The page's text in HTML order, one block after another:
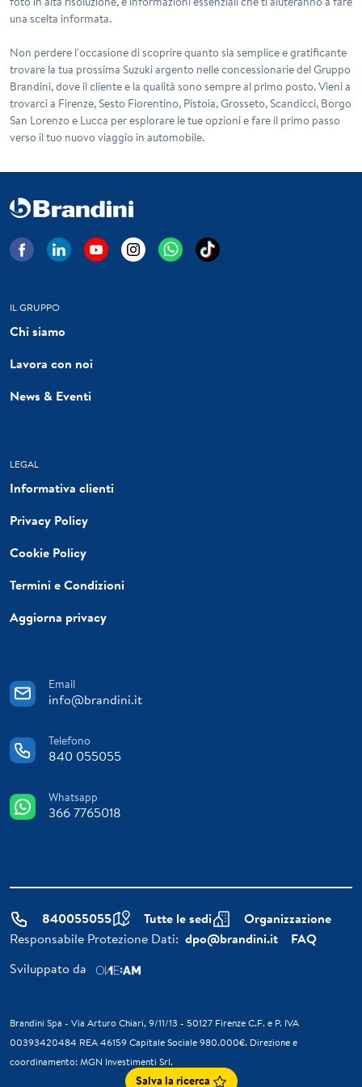
una scelta informata.
Non perdere l'occasione di scoprire quanto sia semplice e gratificante
trovare la tua prossima Suzuki argento nelle concessionarie del Gruppo
Brandini, dove il cliente e la qualità sono sempre al primo posto. Vieni a
trovarci a Firenze, Sesto Fiorentino, Pistoia, Grosseto, Scandicci, Borgo
San Lorenzo e Lucca per esplorare le tue opzioni e fare il primo passo
verso il tuo nuovo viaggio in automobile.
IL GRUPPO
Chi siamo
Lavora con noi
News & Eventi
LEGAL
Informativa clienti
Privacy Policy
Cookie Policy
Termini e Condizioni
Aggiorna privacy
Email
info@brandini.it
Telefono
840 055055
Whatsapp
366 7765018
840055055 Tutte le sedi
Organizzazione
Responsabile Protezione Dati: dpo@brandini.it
FAQ
Sviluppato da
Brandini Spa - Via Arturo Chiari, 9/11/13 - 50127 Firenze C.F. e P. IVA
00393420484 REA 46159 Capitale Sociale 980.000€. Direzione e
coordinamento: MGN Investimenti Srl.
Salva la ricerca